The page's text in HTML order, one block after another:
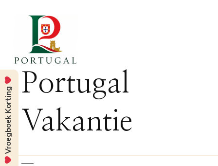
Portugal
Vakantie
Vroegboek Korting